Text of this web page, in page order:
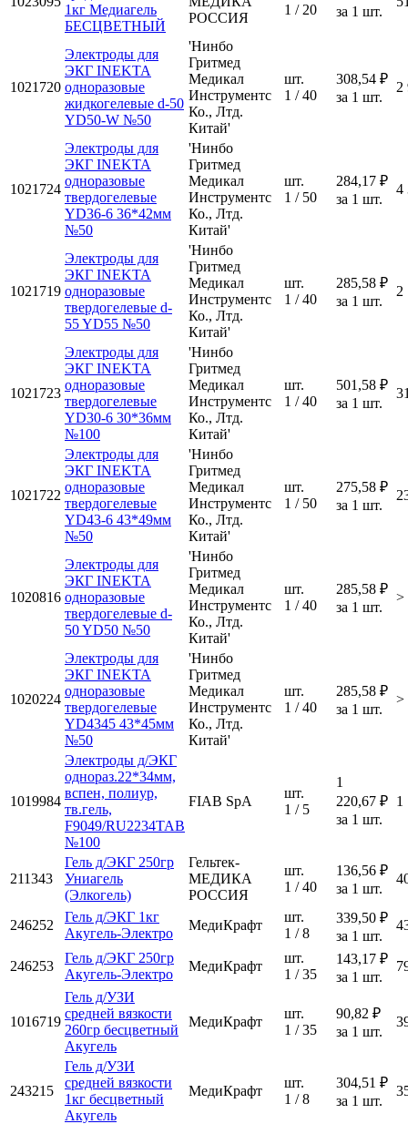
1кг Медиагель
БЕСЦВЕТНЫЙ
РОССИЯ
1 / 20
за 1 шт.
1021720
Электроды для
ЭКГ INEKTA
одноразовые
жидкогелевые d-50
YD50-W №50
'Нинбо
Гритмед
Медикал
Инструментс
Ко., Лтд.
Китай'
шт.
1 / 40
308,54 ₽
за 1 шт.
2
1021724
Электроды для
ЭКГ INEKTA
одноразовые
твердогелевые
YD36-6 36*42мм
№50
'Нинбо
Гритмед
Медикал
Инструментс
Ко., Лтд.
Китай'
шт.
1 / 50
284,17 ₽
за 1 шт.
4
1021719
Электроды для
ЭКГ INEKTA
одноразовые
твердогелевые d-
55 YD55 №50
'Нинбо
Гритмед
Медикал
Инструментс
Ко., Лтд.
Китай'
шт.
1 / 40
285,58 ₽
за 1 шт.
2
1021723
Электроды для
ЭКГ INEKTA
одноразовые
твердогелевые
YD30-6 30*36мм
№100
'Нинбо
Гритмед
Медикал
Инструментс
Ко., Лтд.
Китай'
шт.
1 / 40
501,58 ₽
за 1 шт.
1021722
Электроды для
ЭКГ INEKTA
одноразовые
твердогелевые
YD43-6 43*49мм
№50
'Нинбо
Гритмед
Медикал
Инструментс
Ко., Лтд.
Китай'
шт.
1 / 50
275,58 ₽
за 1 шт.
1020816
Электроды для
ЭКГ INEKTA
одноразовые
твердогелевые d-
50 YD50 №50
'Нинбо
Гритмед
Медикал
Инструментс
Ко., Лтд.
Китай'
шт.
1 / 40
285,58 ₽
за 1 шт.
>
1020224
Электроды для
ЭКГ INEKTA
одноразовые
твердогелевые
YD4345 43*45мм
№50
'Нинбо
Гритмед
Медикал
Инструментс
Ко., Лтд.
Китай'
шт.
1 / 40
285,58 ₽
за 1 шт.
>
1019984
Электроды д/ЭКГ
однораз.22*34мм,
вспен, полиур,
тв.гель,
F9049/RU2234TAB
№100
FIAB SpA
шт.
1 / 5
1
220,67 ₽
за 1 шт.
1
211343
Гель д/ЭКГ 250гр
Униагель
(Элкогель)
Гельтек-
МЕДИКА
РОССИЯ
шт.
1 / 40
136,56 ₽
за 1 шт.
246252
Гель д/ЭКГ 1кг
Акугель-Электро
МедиКрафт
шт.
1 / 8
339,50 ₽
за 1 шт.
246253
Гель д/ЭКГ 250гр
Акугель-Электро
МедиКрафт
шт.
1 / 35
143,17 ₽
за 1 шт.
1016719
Гель д/УЗИ
средней вязкости
260гр бесцветный
Акугель
МедиКрафт
шт.
1 / 35
90,82 ₽
за 1 шт.
243215
Гель д/УЗИ
средней вязкости
1кг бесцветный
Акугель
МедиКрафт
шт.
1 / 8
304,51 ₽
за 1 шт.